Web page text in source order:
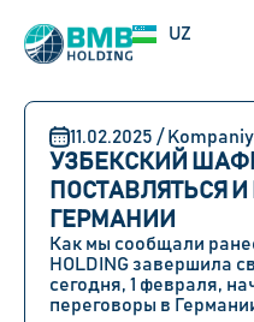
UZ
RU
11.02.2025 /
УЗБЕКСКИЙ
ПОСТАВЛЯТЬСЯ
ГЕРМАНИИ
Как мы сообщали
HOLDINGзавершила
сегодня, 1 февраля,
переговоры в